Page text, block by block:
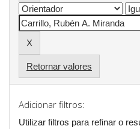
Retornar valores
Adicionar filtros:
Utilizar filtros para refinar o